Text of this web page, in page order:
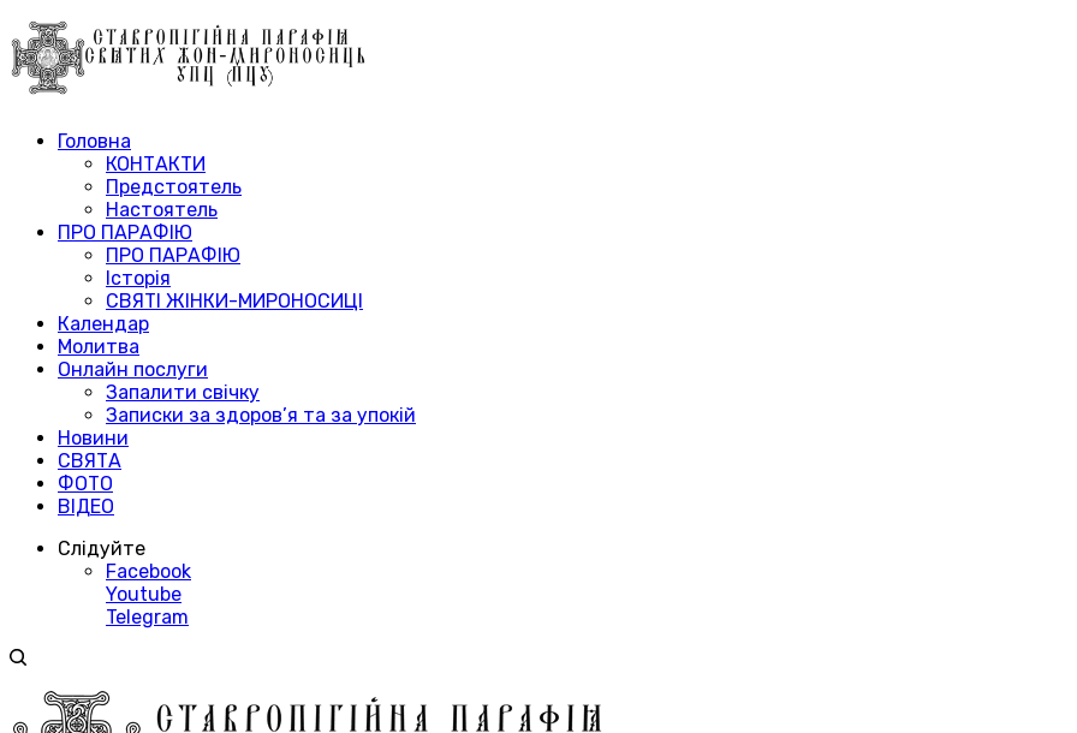
Головна
КОНТАКТИ
Предстоятель
Настоятель
ПРО ПАРАФІЮ
ПРО ПАРАФІЮ
Історія
СВЯТІ ЖІНКИ-МИРОНОСИЦІ
Календар
Молитва
Онлайн послуги
Запалити свічку
Записки за здоров’я та за упокій
Новини
СВЯТА
ФОТО
ВІДЕО
Слідуйте
Facebook
Youtube
Telegram